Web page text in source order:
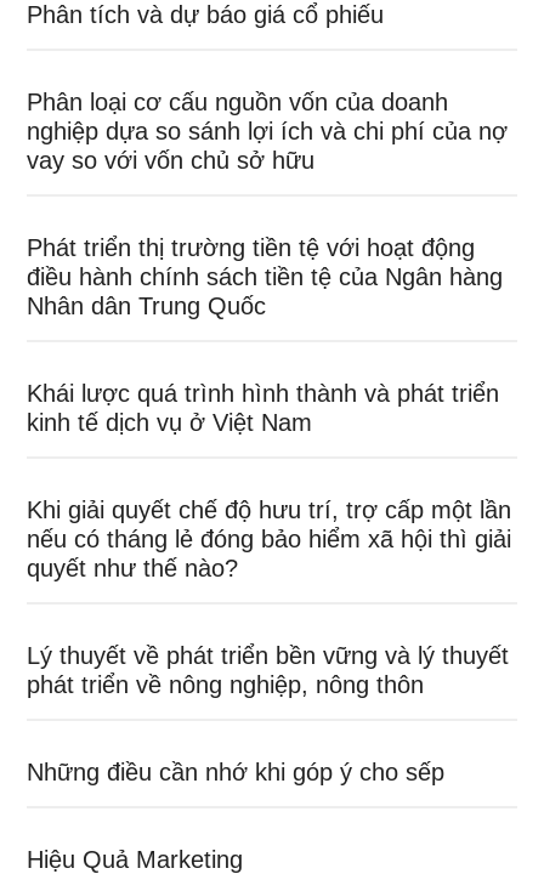
Phân tích và dự báo giá cổ phiếu
Phân loại cơ cấu nguồn vốn của doanh
nghiệp dựa so sánh lợi ích và chi phí của nợ
vay so với vốn chủ sở hữu
Phát triển thị trường tiền tệ với hoạt động
điều hành chính sách tiền tệ của Ngân hàng
Nhân dân Trung Quốc
Khái lược quá trình hình thành và phát triển
kinh tế dịch vụ ở Việt Nam
Khi giải quyết chế độ hưu trí, trợ cấp một lần
nếu có tháng lẻ đóng bảo hiểm xã hội thì giải
quyết như thế nào?
Lý thuyết về phát triển bền vững và lý thuyết
phát triển về nông nghiệp, nông thôn
Những điều cần nhớ khi góp ý cho sếp
Hiệu Quả Marketing